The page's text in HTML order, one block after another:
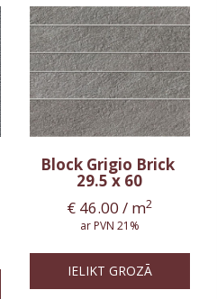
Block Grigio Brick
29.5 x 60
€ 46.00 / m2
ar PVN 21%
IELIKT GROZĀ